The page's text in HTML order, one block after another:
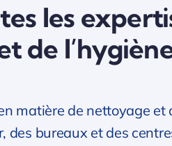
les
de
matière de nettoyage et
des bureaux et des